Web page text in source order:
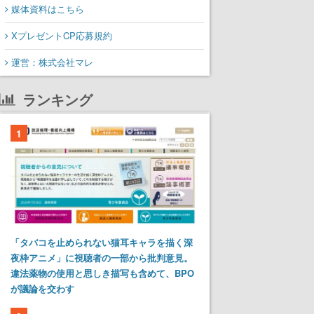
媒体資料はこちら
XプレゼントCP応募規約
運営：株式会社マレ
ランキング
1
「タバコを止められない猫耳キャラを描く深
夜枠アニメ」に視聴者の一部から批判意見。
違法薬物の使用と思しき描写も含めて、BPO
が議論を交わす